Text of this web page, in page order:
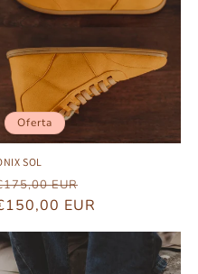
Oferta
SOL
EUR
de
oferta
EUR